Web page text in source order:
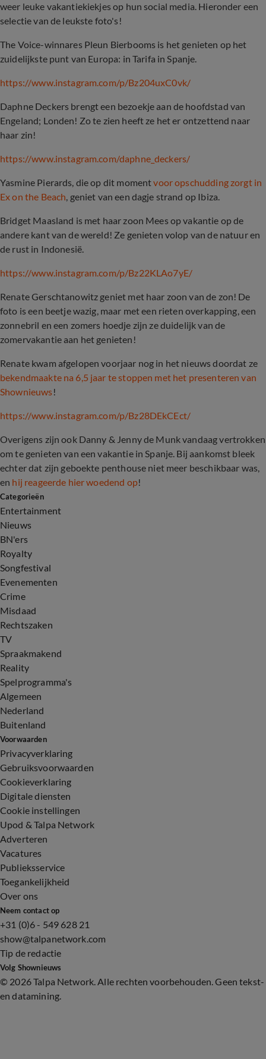
weer leuke vakantiekiekjes op hun social media. Hieronder een
selectie van de leukste foto's!
The Voice-winnares Pleun Bierbooms is het genieten op het
zuidelijkste punt van Europa: in Tarifa in Spanje.
https://www.instagram.com/p/Bz204uxC0vk/
Daphne Deckers brengt een bezoekje aan de hoofdstad van
Engeland; Londen! Zo te zien heeft ze het er ontzettend naar
haar zin!
https://www.instagram.com/daphne_deckers/
Yasmine Pierards, die op dit momentvoor opschudding zorgt in
Ex on the Beach, geniet van een dagje strand op Ibiza.
Bridget Maasland is met haar zoon Mees op vakantie op de
andere kant van de wereld! Ze genieten volop van de natuur en
de rust in Indonesië.
https://www.instagram.com/p/Bz22KLAo7yE/
Renate Gerschtanowitz geniet met haar zoon van de zon! De
foto is een beetje wazig, maar met een rieten overkapping, een
zonnebril en een zomers hoedje zijn ze duidelijk van de
zomervakantie aan het genieten!
Renate kwam afgelopen voorjaar nog in het nieuws doordat ze
bekendmaakte na 6,5 jaar te stoppen met het presenteren van
Shownieuws!
https://www.instagram.com/p/Bz28DEkCEct/
Overigens zijn ook Danny & Jenny de Munkvandaag vertrokken
om te genieten van een vakantie in Spanje. Bij aankomst bleek
echter dat zijn geboekte penthouse niet meer beschikbaar was,
en hij reageerde hier woedend op!
Categorieën
Entertainment
Nieuws
BN'ers
Royalty
Songfestival
Evenementen
Crime
Misdaad
Rechtszaken
TV
Spraakmakend
Reality
Spelprogramma's
Algemeen
Nederland
Buitenland
Voorwaarden
Privacyverklaring
Gebruiksvoorwaarden
Cookieverklaring
Digitale diensten
Cookie instellingen
Upod & Talpa Network
Adverteren
Vacatures
Publieksservice
Toegankelijkheid
Over ons
Neem contact op
+31 (0)6 - 549 628 21
show@talpanetwork.com
Tip de redactie
Volg Shownieuws
© 2026 Talpa Network. Alle rechten voorbehouden. Geen tekst-
en datamining.